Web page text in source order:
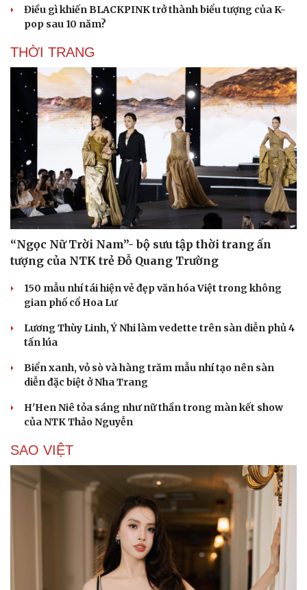
Điều gì khiến BLACKPINK trở thành biểu tượng của K-
pop sau 10 năm?
THỜI TRANG
“Ngọc Nữ Trời Nam”- bộ sưu tập thời trang ấn
tượng của NTK trẻ Đỗ Quang Trường
150 mẫu nhí tái hiện vẻ đẹp văn hóa Việt trong không
gian phố cổ Hoa Lư
Lương Thùy Linh, Ý Nhi làm vedette trên sàn diễn phủ 4
tấn lúa
Biển xanh, vỏ sò và hàng trăm mẫu nhí tạo nên sàn
diễn đặc biệt ở Nha Trang
H'Hen Niê tỏa sáng như nữ thần trong màn kết show
của NTK Thảo Nguyễn
SAO VIỆT